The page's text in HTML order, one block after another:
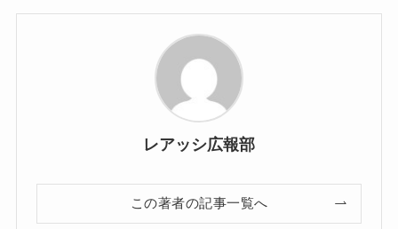
レアッシ広報部
この著者の記事一覧へ